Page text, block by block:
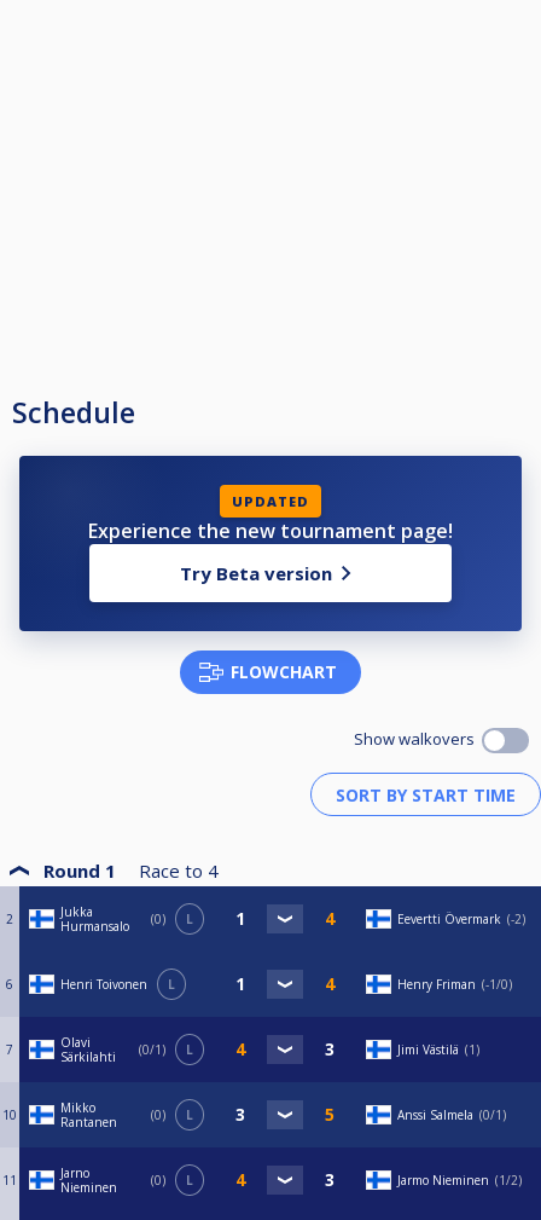
Schedule
UPDATED
Experience the new tournament page!
Try Beta version
FLOWCHART
Show walkovers
Round 1 Race to 4
2
Jukka
Hurmansalo
0 L Eevertti Övermark -2
6 Henri Toivonen L Henry Friman -1/0
7
Olavi
Särkilahti
0/1 L Jimi Västilä 1
10
Mikko
Rantanen
0 L Anssi Salmela 0/1
11
Jarno
Nieminen
0 L Jarmo Nieminen 1/2